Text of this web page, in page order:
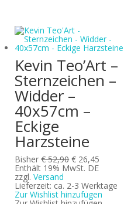
Kevin Teo’Art –
Sternzeichen –
Widder –
40x57cm –
Eckige
Harzsteine
Bisher €52,90Ursprünglicher
Preis
€ 52,90
€ 26,45
€ 26,45.
Enthält 19% MwSt. DE
zzgl.Versand
Lieferzeit: ca. 2-3 Werktage
Zur Wishlist hinzufügen